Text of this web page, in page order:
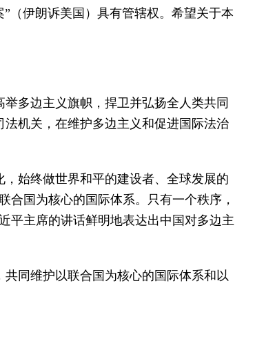
（伊朗诉美国）具有管辖权。希望关于本
多边主义旗帜，捍卫并弘扬全人类共同
机关，在维护多边主义和促进国际法治
始终做世界和平的建设者、全球发展的
合国为核心的国际体系。只有一个秩序，
平主席的讲话鲜明地表达出中国对多边主
同维护以联合国为核心的国际体系和以